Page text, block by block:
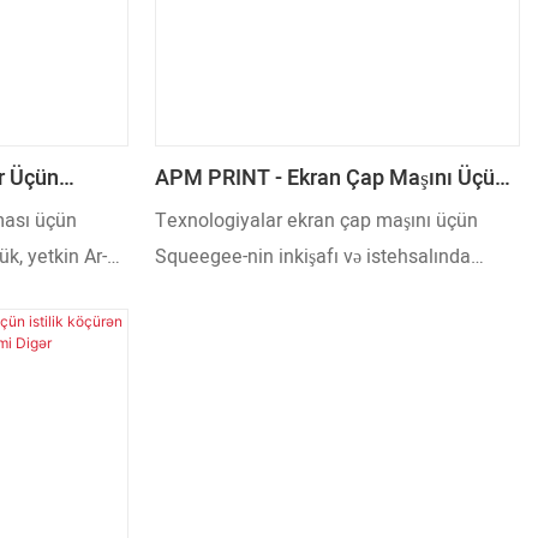
Üçün
Digər
üçün
yetkin Ar-
davam edən
APM PRINT - Ekran Çap Maşını Üçün
Silici Digər
Texnologiyalar ekran çap maşını üçün
Squeegee-nin inkişafı və istehsalında